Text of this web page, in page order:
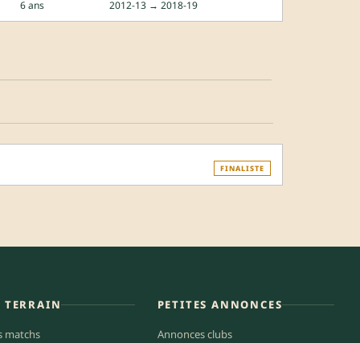
6 ans 2012-13 → 2018-19
FINALISTE
TERRAIN
matchs
PETITES ANNONCES
Annonces clubs